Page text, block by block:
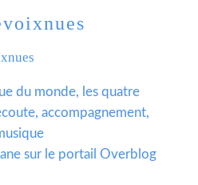
du monde, les quatre
accompagnement,
sur le portail Overblog